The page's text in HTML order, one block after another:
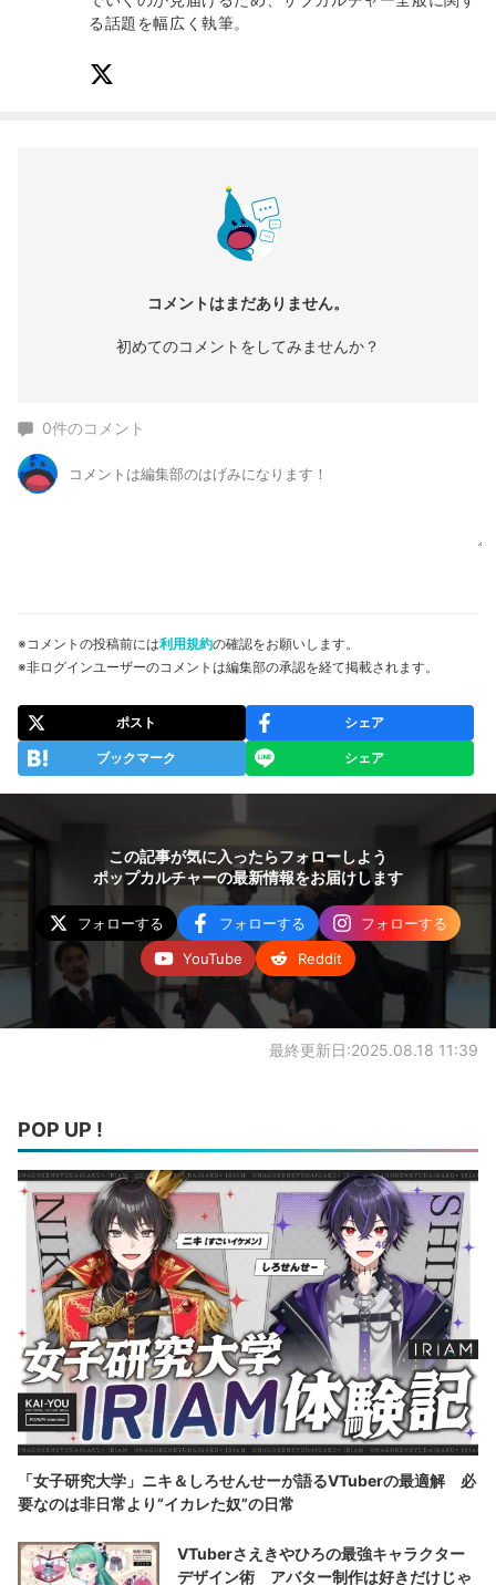
る話題を幅広く執筆。
コメントはまだありません。
初めてのコメントをしてみませんか？
0件のコメント
※コメントの投稿前には利用規約の確認をお願いします。
※非ログインユーザーのコメントは編集部の承認を経て掲載されます。
ポスト シェア
ブックマーク シェア
この記事が気に入ったらフォローしよう
ポップカルチャーの最新情報をお届けします
フォローする フォローする
フォローする
YouTube
Reddit
最終更新日:2025.08.18 11:39
POP UP !
「女子研究大学」ニキ＆しろせんせーが語るVTuberの最適解 必
要なのは非日常より“イカレた奴”の日常
VTuberさえきやひろの最強キャラクター
デザイン術 アバター制作は好きだけじゃ